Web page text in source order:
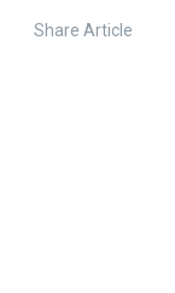
Share Article